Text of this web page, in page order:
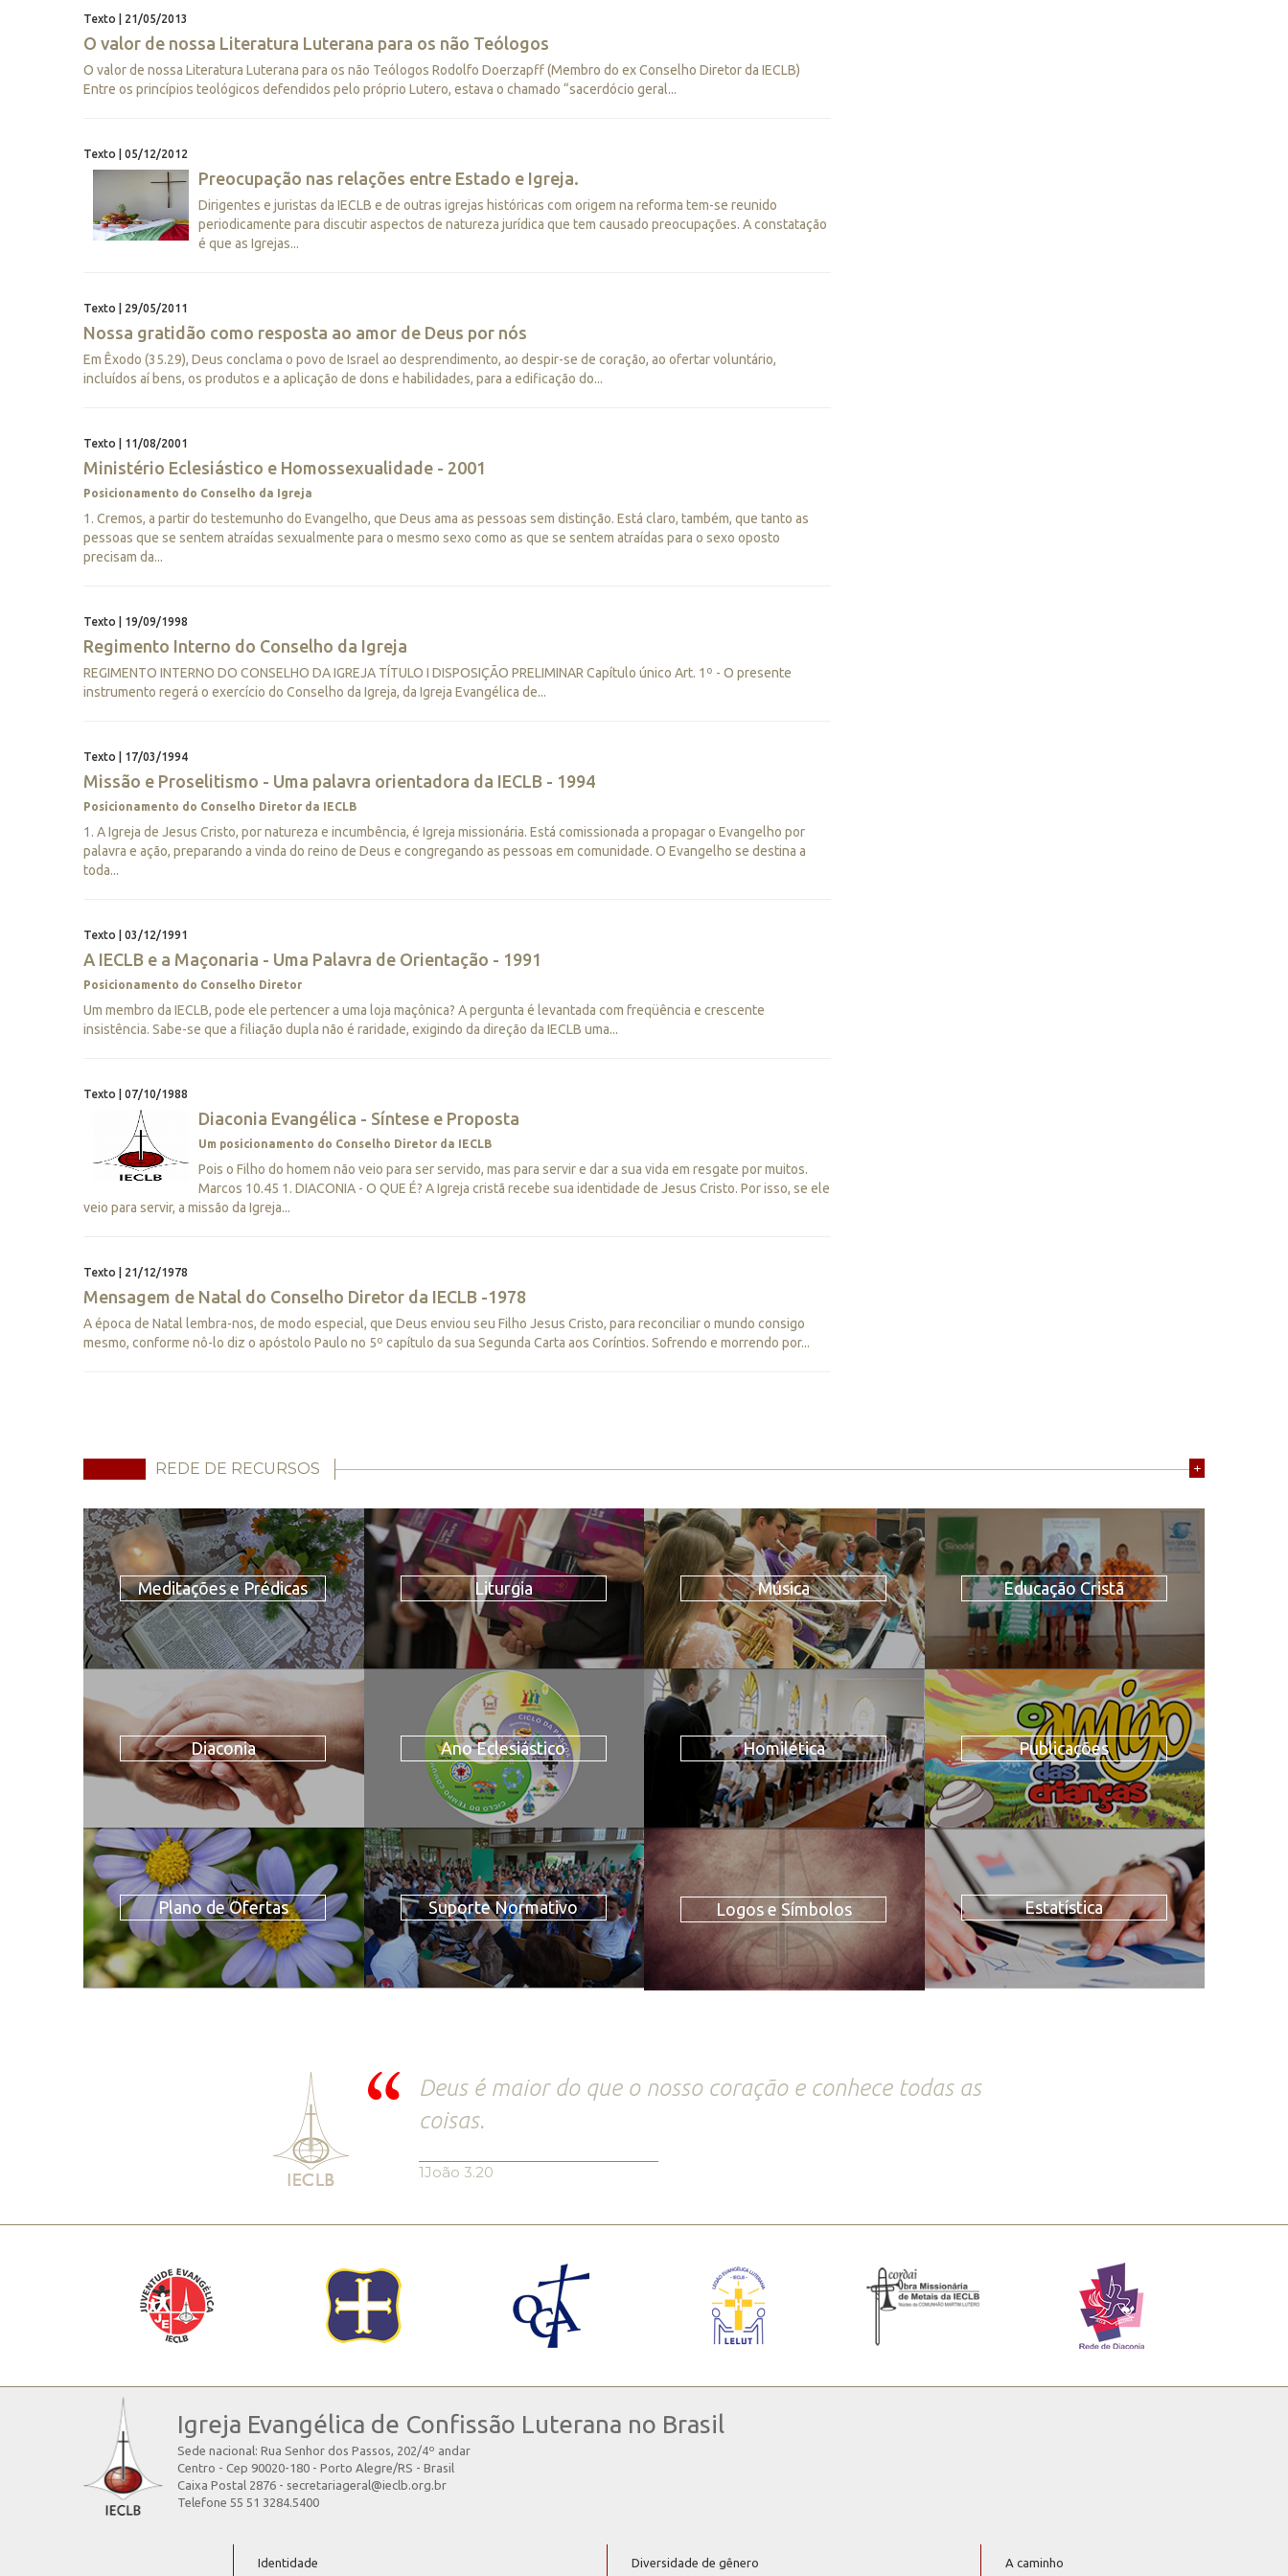
Texto | 21/05/2013
O valor de nossa Literatura Luterana para os não Teólogos
O valor de nossa Literatura Luterana para os não Teólogos Rodolfo Doerzapff (Membro do ex Conselho Diretor da IECLB)
Entre os princípios teológicos defendidos pelo próprio Lutero, estava o chamado “sacerdócio geral...
Texto | 05/12/2012
Preocupação nas relações entre Estado e Igreja.
Dirigentes e juristas da IECLB e de outras igrejas históricas com origem na reforma tem-se reunido
periodicamente para discutir aspectos de natureza jurídica que tem causado preocupações. A constatação
é que as Igrejas...
Texto | 29/05/2011
Nossa gratidão como resposta ao amor de Deus por nós
Em Êxodo (35.29), Deus conclama o povo de Israel ao desprendimento, ao despir-se de coração, ao ofertar voluntário,
incluídos aí bens, os produtos e a aplicação de dons e habilidades, para a edificação do...
Texto | 11/08/2001
Ministério Eclesiástico e Homossexualidade - 2001
Posicionamento do Conselho da Igreja
1. Cremos, a partir do testemunho do Evangelho, que Deus ama as pessoas sem distinção. Está claro, também, que tanto as
pessoas que se sentem atraídas sexualmente para o mesmo sexo como as que se sentem atraídas para o sexo oposto
precisam da...
Texto | 19/09/1998
Regimento Interno do Conselho da Igreja
REGIMENTO INTERNO DO CONSELHO DA IGREJA TÍTULO I DISPOSIÇÃO PRELIMINAR Capítulo único Art. 1º - O presente
instrumento regerá o exercício do Conselho da Igreja, da Igreja Evangélica de...
Texto | 17/03/1994
Missão e Proselitismo - Uma palavra orientadora da IECLB - 1994
Posicionamento do Conselho Diretor da IECLB
1. A Igreja de Jesus Cristo, por natureza e incumbência, é Igreja missionária. Está comissionada a propagar o Evangelho por
palavra e ação, preparando a vinda do reino de Deus e congregando as pessoas em comunidade. O Evangelho se destina a
toda...
Texto | 03/12/1991
A IECLB e a Maçonaria - Uma Palavra de Orientação - 1991
Posicionamento do Conselho Diretor
Um membro da IECLB, pode ele pertencer a uma loja maçônica? A pergunta é levantada com freqüência e crescente
insistência. Sabe-se que a filiação dupla não é raridade, exigindo da direção da IECLB uma...
Texto | 07/10/1988
Diaconia Evangélica - Síntese e Proposta
Um posicionamento do Conselho Diretor da IECLB
Pois o Filho do homem não veio para ser servido, mas para servir e dar a sua vida em resgate por muitos.
Marcos 10.45 1. DIACONIA - O QUE É? A Igreja cristã recebe sua identidade de Jesus Cristo. Por isso, se ele
veio para servir, a missão da Igreja...
Texto | 21/12/1978
Mensagem de Natal do Conselho Diretor da IECLB -1978
A época de Natal lembra-nos, de modo especial, que Deus enviou seu Filho Jesus Cristo, para reconciliar o mundo consigo
mesmo, conforme nô-lo diz o apóstolo Paulo no 5º capítulo da sua Segunda Carta aos Coríntios. Sofrendo e morrendo por...
REDE DE RECURSOS +
Meditações e Prédicas Liturgia Música Educação Cristã
Diaconia Ano Eclesiástico Homilética Publicações
Plano de Ofertas Suporte Normativo Logos e Símbolos Estatística
Deus é maior do que o nosso coração e conhece todas as
coisas.
1João 3.20
Igreja Evangélica de Confissão Luterana no Brasil
Sede nacional: Rua Senhor dos Passos, 202/4º andar
Centro - Cep 90020-180 - Porto Alegre/RS - Brasil
Caixa Postal 2876 - secretariageral@ieclb.org.br
Telefone 55 51 3284.5400
Identidade
Diversidade de gênero
A caminho